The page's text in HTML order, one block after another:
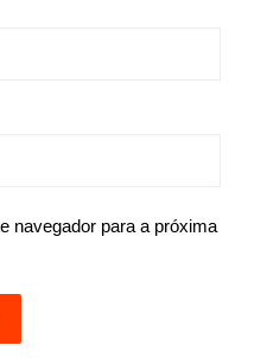
navegador para a próxima